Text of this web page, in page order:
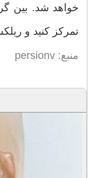
خواهد شد. بین
تمرکز کنید و
منبع: persionv